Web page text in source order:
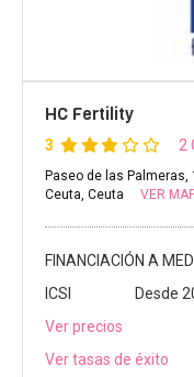
HC Fertility
3 2
Paseo de las Palmeras,
Ceuta, Ceuta
VER
FINANCIACIÓN A
ICSI
Desde
Ver precios
Ver tasas de éxito